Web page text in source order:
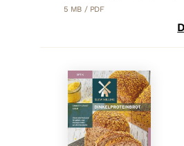
5 MB / PDF